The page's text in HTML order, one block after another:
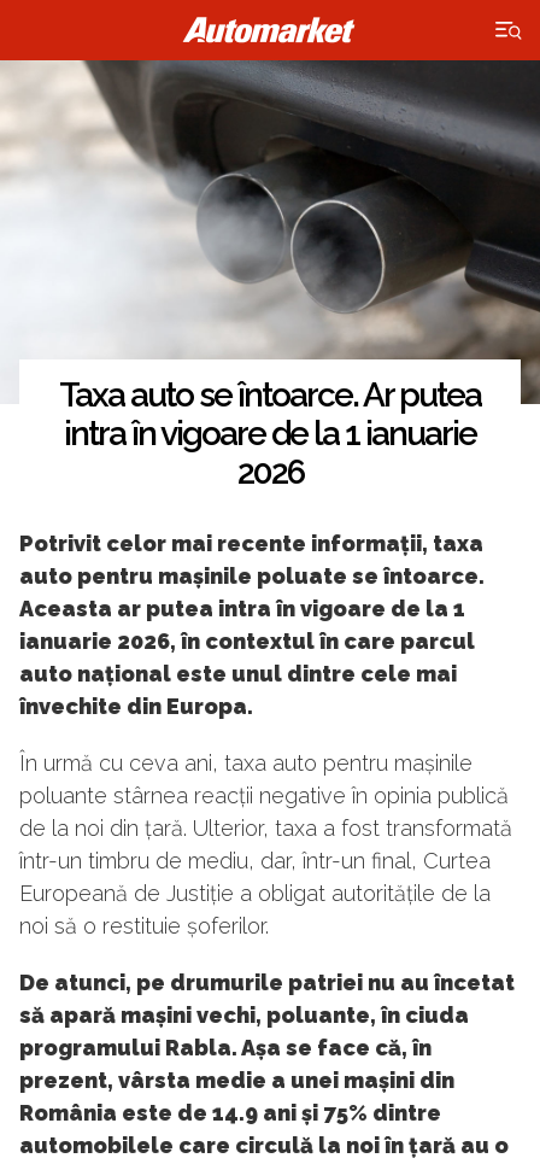
×
Taxa auto se întoarce. Ar putea
intra în vigoare de la 1 ianuarie
2026
Potrivit celor mai recente informații, taxa
auto pentru mașinile poluate se întoarce.
Aceasta ar putea intra în vigoare de la 1
ianuarie 2026, în contextul în care parcul
auto național este unul dintre cele mai
învechite din Europa.
În urmă cu ceva ani, taxa auto pentru mașinile
poluante stârnea reacții negative în opinia publică
de la noi din țară. Ulterior, taxa a fost transformată
într-un timbru de mediu, dar, într-un final, Curtea
Europeană de Justiție a obligat autoritățile de la
noi să o restituie șoferilor.
De atunci, pe drumurile patriei nu au încetat
să apară mașini vechi, poluante, în ciuda
programului Rabla. Așa se face că, în
prezent, vârsta medie a unei mașini din
România este de 14.9 ani și 75% dintre
automobilele care circulă la noi în țară au o